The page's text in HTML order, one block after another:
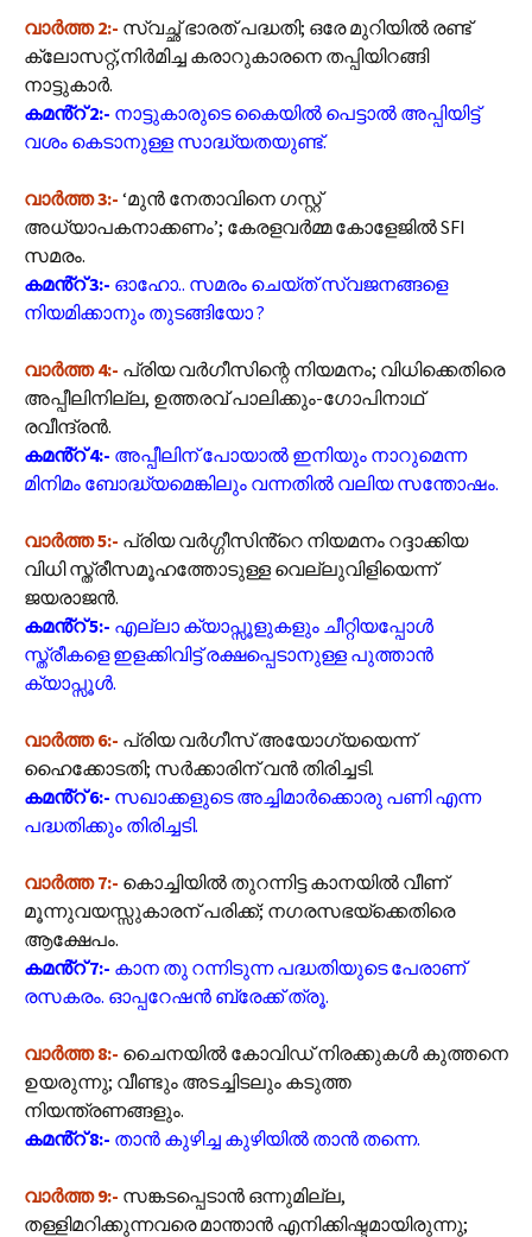
വാർത്ത 2:- സ്വച്ഛ് ഭാരത് പദ്ധതി; ഒരേ മുറിയില്‍ രണ്ട്
ക്ലോസറ്റ്,നിര്‍മിച്ച കരാറുകാരനെ തപ്പിയിറങ്ങി
നാട്ടുകാര്‍.
കമൻ്റ് 2:- നാട്ടുകാരുടെ കൈയിൽ പെട്ടാൽ അപ്പിയിട്ട്
വശം കെടാനുള്ള സാദ്ധ്യതയുണ്ട്.
വാർത്ത 3:- ‘മുന്‍ നേതാവിനെ ഗസ്റ്റ്
അധ്യാപകനാക്കണം’; കേരളവര്‍മ്മ കോളേജില്‍ SFI
സമരം.
കമൻ്റ് 3:- ഓഹോ.. സമരം ചെയ്ത് സ്വജനങ്ങളെ
നിയമിക്കാനും തുടങ്ങിയോ ?
വാർത്ത 4:- പ്രിയ വര്‍ഗീസിന്റെ നിയമനം; വിധിക്കെതിരെ
അപ്പീലിനില്ല, ഉത്തരവ് പാലിക്കും-ഗോപിനാഥ്
രവീന്ദ്രന്‍.
കമൻ്റ് 4:- അപ്പീലിന് പോയാൽ ഇനിയും നാറുമെന്ന
മിനിമം ബോദ്ധ്യമെങ്കിലും വന്നതിൽ വലിയ സന്തോഷം.
വാർത്ത 5:- പ്രിയ വർഗ്ഗീസിൻ്റെ നിയമനം റദ്ദാക്കിയ
വിധി സ്ത്രീസമൂഹത്തോടുള്ള വെല്ലുവിളിയെന്ന്
ജയരാജന്‍.
കമൻ്റ് 5:- എല്ലാ ക്യാപ്സൂളുകളും ചീറ്റിയപ്പോൾ
സ്ത്രീകളെ ഇളക്കിവിട്ട് രക്ഷപ്പെടാനുള്ള പുത്താൻ
ക്യാപ്സൂൾ.
വാർത്ത 6:- പ്രിയ വര്‍ഗീസ് അയോഗ്യയെന്ന്
ഹൈക്കോടതി; സര്‍ക്കാരിന് വന്‍ തിരിച്ചടി.
കമൻ്റ് 6:- സഖാക്കളുടെ അച്ചിമാർക്കൊരു പണി എന്ന
പദ്ധതിക്കും തിരിച്ചടി.
വാർത്ത 7:- കൊച്ചിയില്‍ തുറന്നിട്ട കാനയില്‍ വീണ്
മൂന്നുവയസ്സുകാരന് പരിക്ക്‌; നഗരസഭയ്‌ക്കെതിരെ
ആക്ഷേപം.
കമൻ്റ് 7:- കാന തു റന്നിടുന്ന പദ്ധതിയുടെ പേരാണ്
രസകരം. ഓപ്പറേഷൻ ബ്രേക്ക് ത്രൂ.
വാർത്ത 8:- ചൈനയിൽ കോവിഡ് നിരക്കുകൾ കുത്തനെ
ഉയരുന്നു; വീണ്ടും അടച്ചിടലും കടുത്ത
നിയന്ത്രണങ്ങളും.
കമൻ്റ് 8:- താൻ കുഴിച്ച കുഴിയിൽ താൻ തന്നെ.
വാർത്ത 9:- സങ്കടപ്പെടാന്‍ ഒന്നുമില്ല,
തള്ളിമറിക്കുന്നവരെ മാന്താന്‍ എനിക്കിഷ്ടമായിരുന്നു;